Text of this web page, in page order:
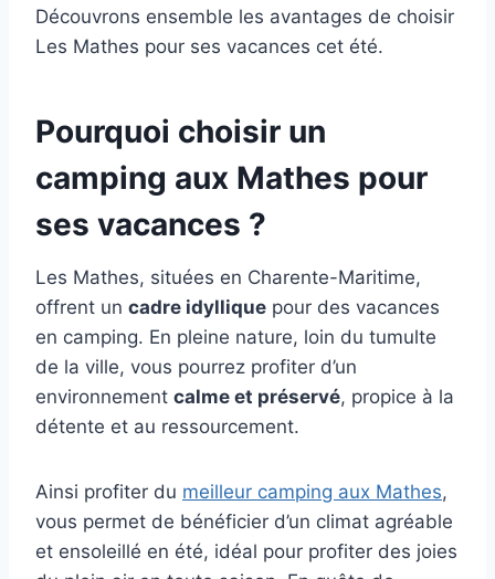
Découvrons ensemble les avantages de choisir
Les Mathes pour ses vacances cet été.
Pourquoi choisir un
camping aux Mathes pour
ses vacances ?
Les Mathes, situées en Charente-Maritime,
offrent un cadre idyllique pour des vacances
en camping. En pleine nature, loin du tumulte
de la ville, vous pourrez profiter d’un
environnement calme et préservé, propice à la
détente et au ressourcement.
Ainsi profiter du meilleur camping aux Mathes,
vous permet de bénéficier d’un climat agréable
et ensoleillé en été, idéal pour profiter des joies